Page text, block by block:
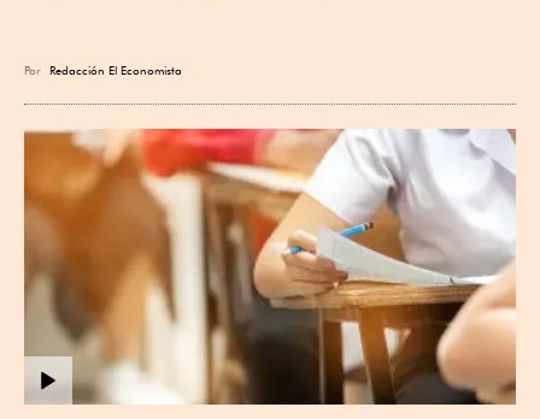
Por Redacción El Economista